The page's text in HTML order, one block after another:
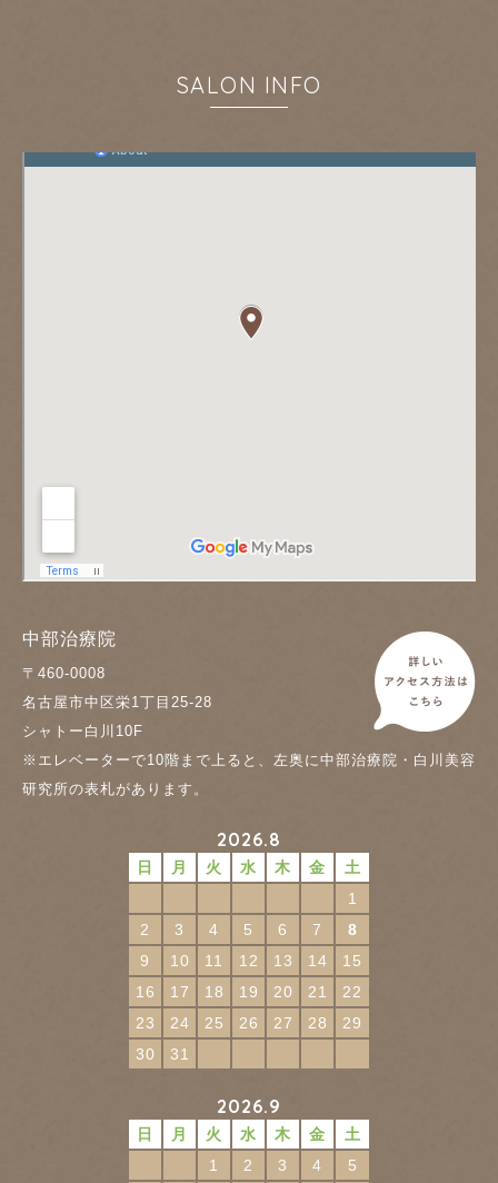
SALON INFO
中部治療院
〒460-0008
名古屋市中区栄1丁目25-28
シャトー白川10F
※エレベーターで10階まで上ると、左奥に中部治療院・白川美容
研究所の表札があります。
2026.8
日 月 火 水 木 金
土
1
2
3 4 5 6 7
8
9
10 11 12 13 14
15
16
17 18 19 20 21
22
23
24 25 26 27 28
29
30
31
2026.9
日 月 火 水 木 金
土
1
2 3 4
5